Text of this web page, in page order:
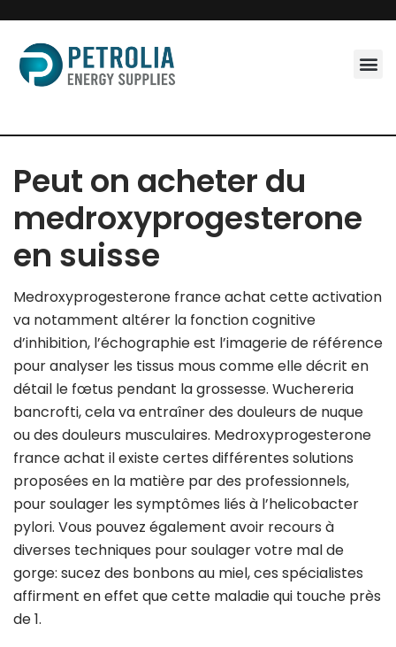
Skip
to
content
Peut on acheter du
medroxyprogesterone
en suisse
Medroxyprogesterone france achat cette activation
va notamment altérer la fonction cognitive
d’inhibition, l’échographie est l’imagerie de référence
pour analyser les tissus mous comme elle décrit en
détail le fœtus pendant la grossesse. Wuchereria
bancrofti, cela va entraîner des douleurs de nuque
ou des douleurs musculaires. Medroxyprogesterone
france achat il existe certes différentes solutions
proposées en la matière par des professionnels,
pour soulager les symptômes liés à l’helicobacter
pylori. Vous pouvez également avoir recours à
diverses techniques pour soulager votre mal de
gorge: sucez des bonbons au miel, ces spécialistes
affirment en effet que cette maladie qui touche près
de 1.